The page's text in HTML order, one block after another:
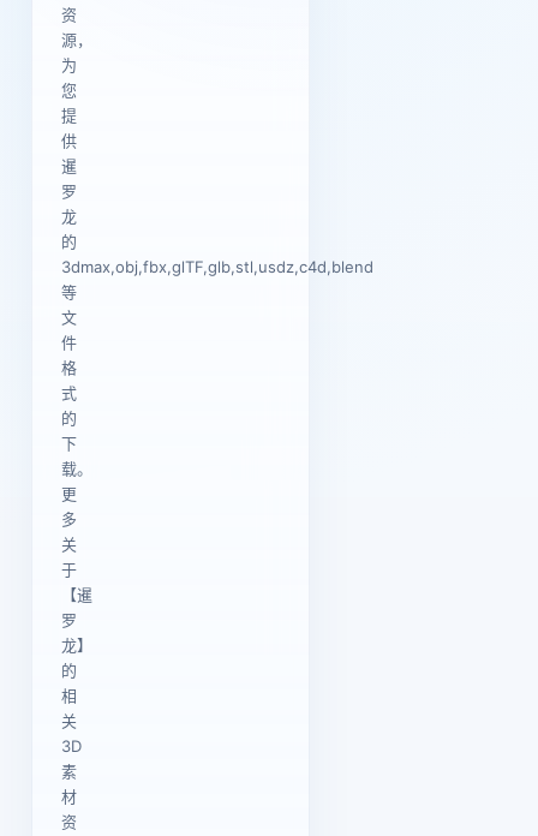
资
源，
为
您
提
供
暹
罗
龙
的
3dmax,obj,fbx,glTF,glb,stl,usdz,c4d,blend
等
文
件
格
式
的
下
载。
更
多
关
于
【暹
罗
龙】
的
相
关
3D
素
材
资